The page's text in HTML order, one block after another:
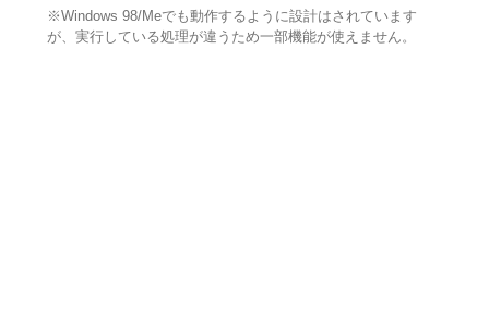
※Windows 98/Meでも動作するように設計はされています
が、実行している処理が違うため一部機能が使えません。